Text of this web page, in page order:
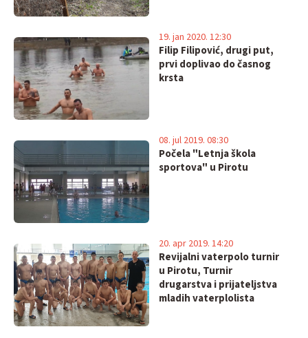
Filip Filipović, drugi put,
prvi doplivao do časnog
krsta
19. jan 2020. 12:30
Počela "Letnja škola
sportova" u Pirotu
08. jul 2019. 08:30
Revijalni vaterpolo turnir
u Pirotu, Turnir
drugarstva i prijateljstva
mladih vaterplolista
20. apr 2019. 14:20